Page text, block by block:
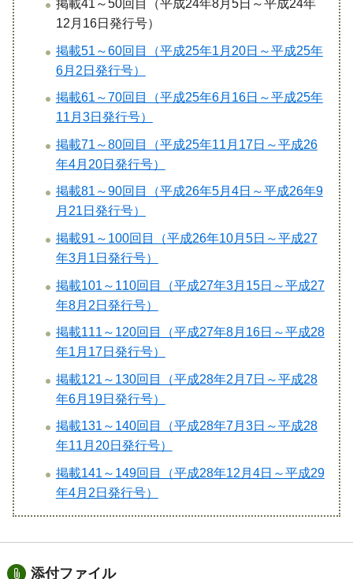
掲載41～50回目（平成24年8月5日～平成24年
12月16日発行号）
掲載51～60回目（平成25年1月20日～平成25年
6月2日発行号）
掲載61～70回目（平成25年6月16日～平成25年
11月3日発行号）
掲載71～80回目（平成25年11月17日～平成26
年4月20日発行号）
掲載81～90回目（平成26年5月4日～平成26年9
月21日発行号）
掲載91～100回目（平成26年10月5日～平成27
年3月1日発行号）
掲載101～110回目（平成27年3月15日～平成27
年8月2日発行号）
掲載111～120回目（平成27年8月16日～平成28
年1月17日発行号）
掲載121～130回目（平成28年2月7日～平成28
年6月19日発行号）
掲載131～140回目（平成28年7月3日～平成28
年11月20日発行号）
掲載141～149回目（平成28年12月4日～平成29
年4月2日発行号）
添付ファイル